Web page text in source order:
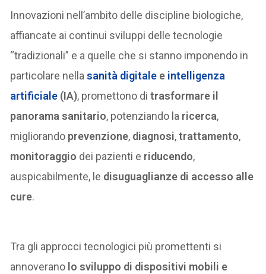
Innovazioni nell’ambito delle discipline biologiche,
affiancate ai continui sviluppi delle tecnologie
“tradizionali” e a quelle che si stanno imponendo in
particolare nellasanità digitale e intelligenza
artificiale (IA), promettono ditrasformare il
panorama sanitario, potenziando la ricerca,
migliorando prevenzione, diagnosi,trattamento,
monitoraggio dei pazienti e riducendo,
auspicabilmente, le disuguaglianze di accesso alle
cure.
Tra gli approcci tecnologici più promettenti si
annoverano lo sviluppo di dispositivi mobili e